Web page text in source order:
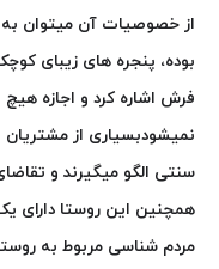
از خصوصیات آن میتوان
بوده، پنجره های زیبای
فرش اشاره کرد و اجازه
نمیشودبسیاری از مشتریان
سنتی الگو میگیرند و
همچنین این روستا دارای
مردم شناسی مربوط به